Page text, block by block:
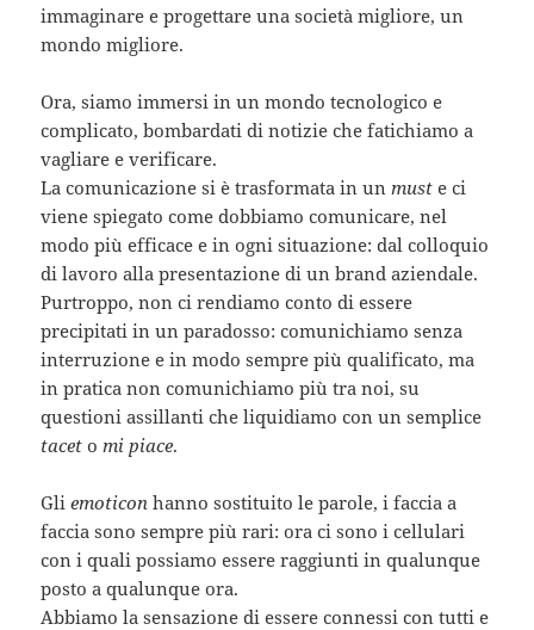
immaginare e progettare una società migliore, un
mondo migliore.
Ora, siamo immersi in un mondo tecnologico e
complicato, bombardati di notizie che fatichiamo a
vagliare e verificare.
La comunicazione si è trasformata in un must e ci
viene spiegato come dobbiamo comunicare, nel
modo più efficace e in ogni situazione: dal colloquio
di lavoro alla presentazione di un brand aziendale.
Purtroppo, non ci rendiamo conto di essere
precipitati in un paradosso: comunichiamo senza
interruzione e in modo sempre più qualificato, ma
in pratica non comunichiamo più tra noi, su
questioni assillanti che liquidiamo con un semplice
tacet o mi piace.
Gliemoticonhanno sostituito le parole, i faccia a
faccia sono sempre più rari: ora ci sono i cellulari
con i quali possiamo essere raggiunti in qualunque
posto a qualunque ora.
Abbiamo la sensazione di essere connessi con tutti e